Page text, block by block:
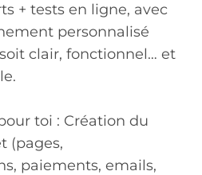
+ tests en ligne, avec
personnalisé
clair, fonctionnel… et
toi : Création du
(pages,
paiements, emails,